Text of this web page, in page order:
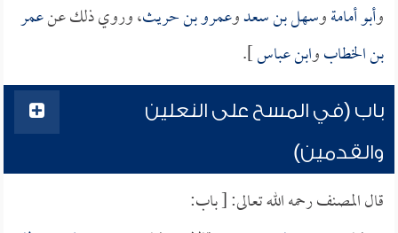
وأبو أمامةوسهل بن سعدوعمرو بن حريث، وروي ذلك عنعمر
بن الخطابوابن عباس].
باب (في المسح على النعلين
والقدمين)
قال المصنف رحمه الله تعالى: [ باب: